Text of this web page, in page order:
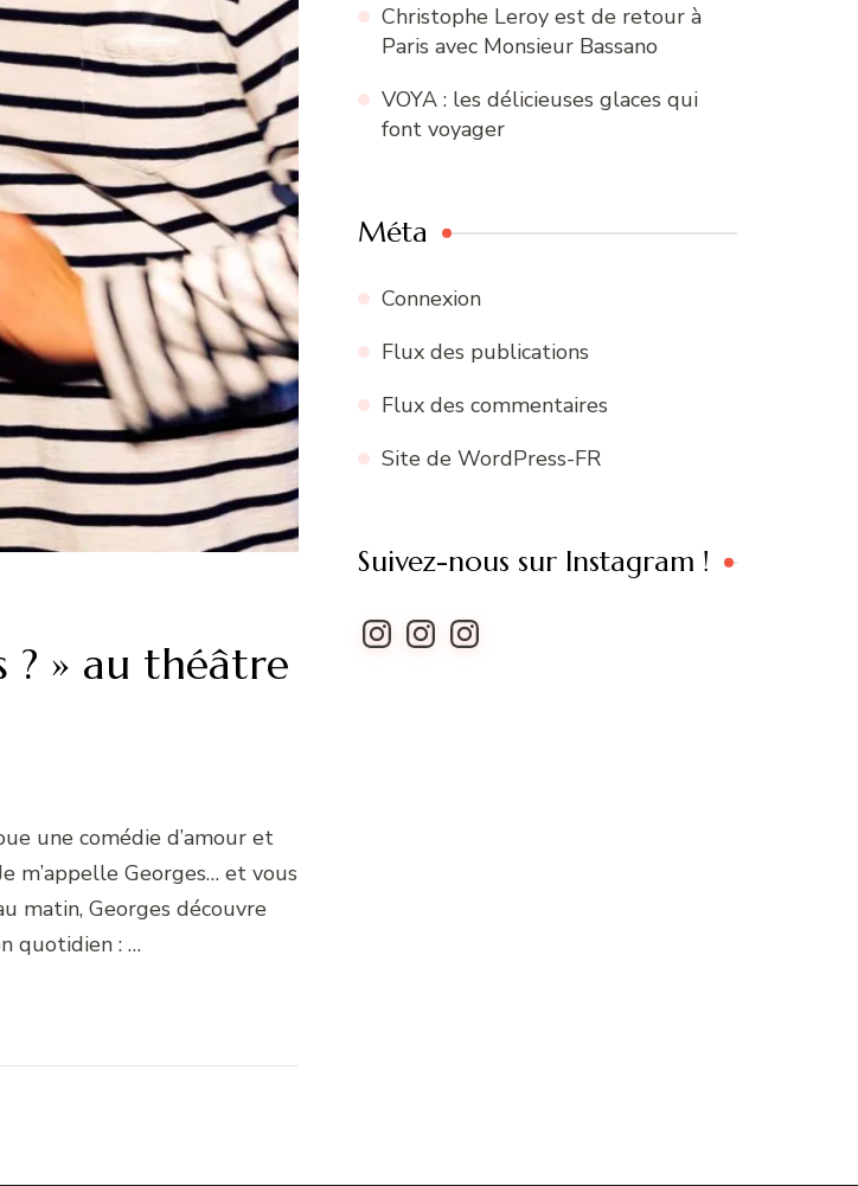
? » au théâtre
une comédie d’amour et
m’appelle Georges… et vous
matin, Georges découvre
quotidien : …
Christophe Leroy est de retour à
Paris avec Monsieur Bassano
VOYA : les délicieuses glaces qui
font voyager
Méta
Connexion
Flux des publications
Flux des commentaires
Site de WordPress-FR
Suivez-nous sur Instagram !
Instagram
InstagramInstagram